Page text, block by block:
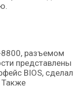
8800, разъемом
представлены
BIOS, сделал
Также